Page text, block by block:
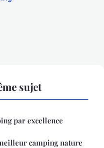
sujet
par excellence
camping nature